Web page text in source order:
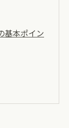
基本ポイン